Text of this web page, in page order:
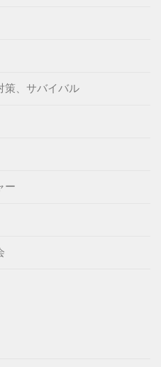
策、サバイバル
ー